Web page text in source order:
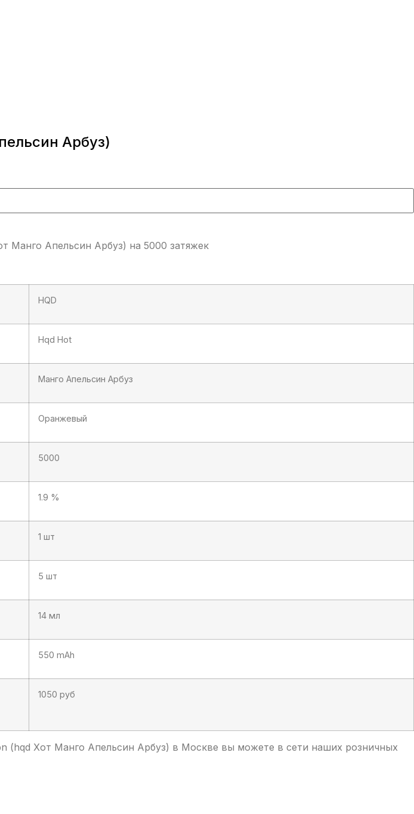
Арбуз)
Манго Апельсин Арбуз) на 5000 затяжек
HQD
Hqd Hot
Манго Апельсин Арбуз
Оранжевый
5000
1.9 %
1 шт
5 шт
14 мл
550 mAh
1050 руб
(hqd Хот Манго Апельсин Арбуз) в Москве вы можете в сети наших розничных